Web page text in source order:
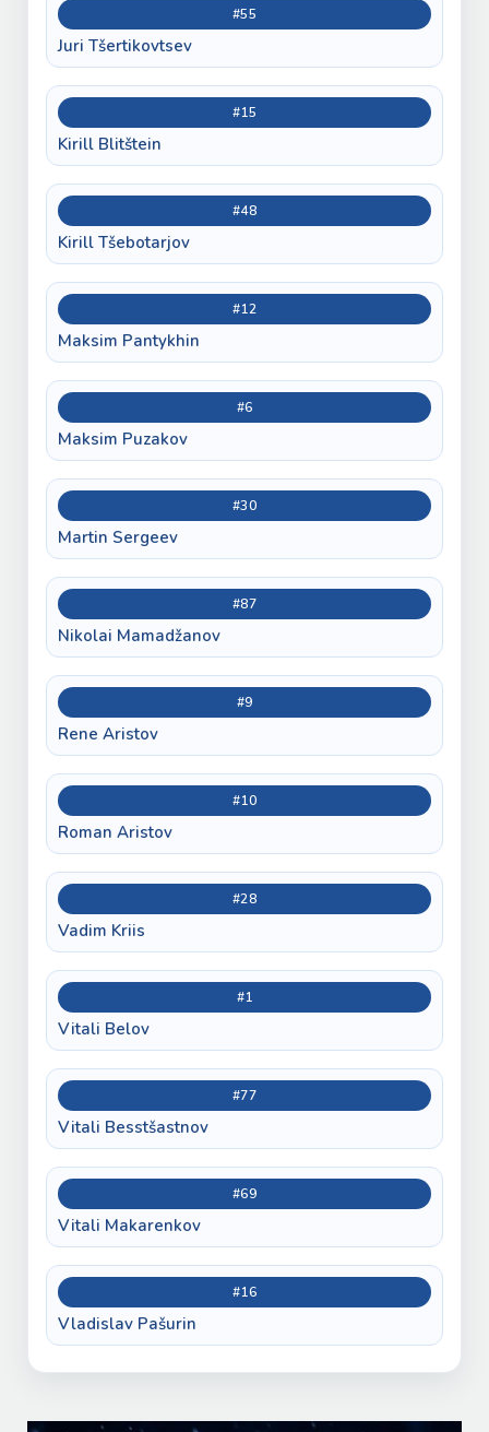
#55
Juri Tšertikovtsev
#15
Kirill Blitštein
#48
Kirill Tšebotarjov
#12
Maksim Pantykhin
#6
Maksim Puzakov
#30
Martin Sergeev
#87
Nikolai Mamadžanov
#9
Rene Aristov
#10
Roman Aristov
#28
Vadim Kriis
#1
Vitali Belov
#77
Vitali Besstšastnov
#69
Vitali Makarenkov
#16
Vladislav Pašurin